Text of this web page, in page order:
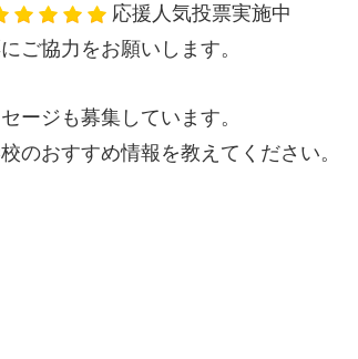
応援人気投票実施中
ご協力をお願いします。
ージも募集しています。
のおすすめ情報を教えてください。